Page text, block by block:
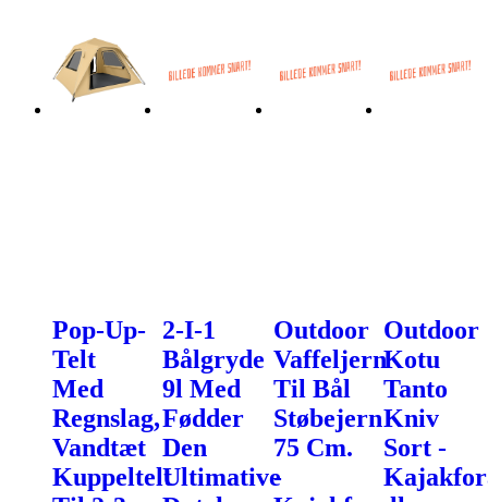
Pop-Up-
Telt
Med
Regnslag,
Vandtæt
Kuppeltelt
2-I-1
Bålgryde
9l Med
Fødder
Den
Ultimative
Outdoor
Vaffeljern
Til Bål
Støbejern
75 Cm.
-
Outdoor
Kotu
Tanto
Kniv
Sort -